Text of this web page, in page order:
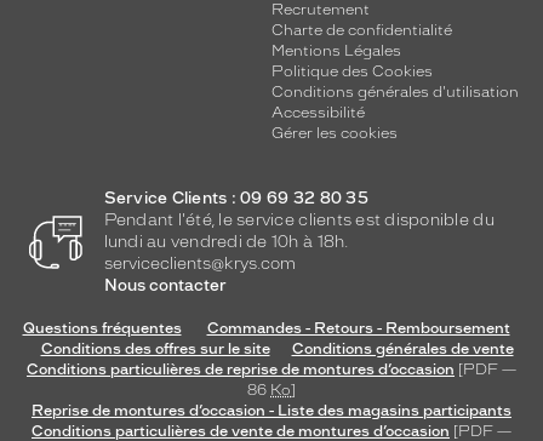
Recrutement
Charte de confidentialité
Mentions Légales
Politique des Cookies
Conditions générales d'utilisation
Accessibilité
Gérer les cookies
Service Clients : 09 69 32 80 35
Pendant l'été, le service clients est disponible du
lundi au vendredi de 10h à 18h.
serviceclients@krys.com
Nous contacter
Questions fréquentes
Commandes - Retours - Remboursement
Conditions des offres sur le site
Conditions générales de vente
Conditions particulières de reprise de montures d’occasion [PDF —
86 Ko]
Reprise de montures d’occasion - Liste des magasins participants
Conditions particulières de vente de montures d’occasion [PDF —